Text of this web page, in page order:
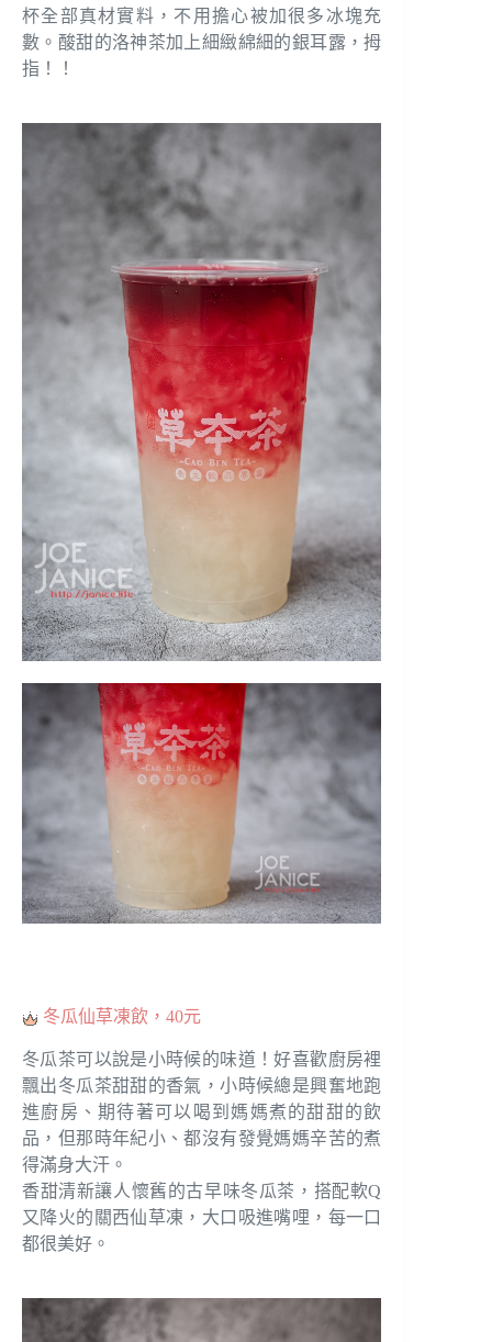
杯全部真材實料，不用擔心被加很多冰塊充
數。酸甜的洛神茶加上細緻綿細的銀耳露，拇
指！！
冬瓜仙草凍飲，40元
冬瓜茶可以說是小時候的味道！好喜歡廚房裡
飄出冬瓜茶甜甜的香氣，小時候總是興奮地跑
進廚房、期待著可以喝到媽媽煮的甜甜的飲
品，但那時年紀小、都沒有發覺媽媽辛苦的煮
得滿身大汗。
香甜清新讓人懷舊的古早味冬瓜茶，搭配軟Q
又降火的關西仙草凍，大口吸進嘴哩，每一口
都很美好。